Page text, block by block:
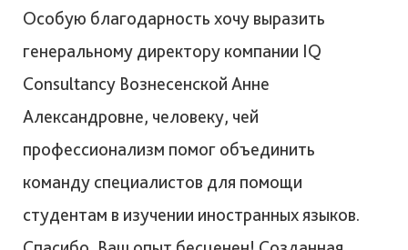
Особую благодарность хочу выразить
генеральному директору компании IQ
Consultancy Вознесенской Анне
Александровне, человеку, чей
профессионализм помог объединить
команду специалистов для помощи
студентам в изучении иностранных языков.